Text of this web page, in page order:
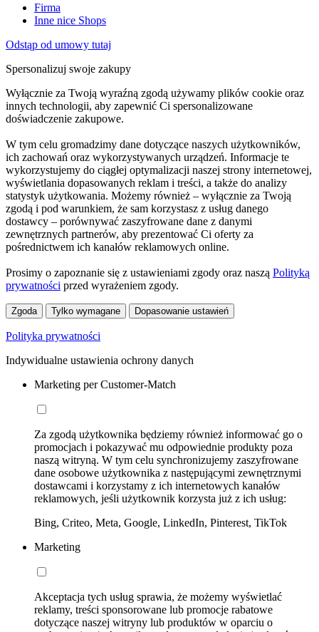
Firma
Inne nice Shops
Odstąp od umowy tutaj
Spersonalizuj swoje zakupy
Wyłącznie za Twoją wyraźną zgodą używamy plików cookie oraz
innych technologii, aby zapewnić Ci spersonalizowane
doświadczenie zakupowe.
W tym celu gromadzimy dane dotyczące naszych użytkowników,
ich zachowań oraz wykorzystywanych urządzeń. Informacje te
wykorzystujemy do ciągłej optymalizacji naszej strony internetowej,
wyświetlania dopasowanych reklam i treści, a także do analizy
statystyk użytkowania. Możemy również – wyłącznie za Twoją
zgodą i pod warunkiem, że sam korzystasz z usług danego
dostawcy – porównywać zaszyfrowane dane z danymi
zewnętrznych partnerów, aby prezentować Ci oferty za
pośrednictwem ich kanałów reklamowych online.
Prosimy o zapoznanie się z ustawieniami zgody oraz naszą Polityką
prywatności przed wyrażeniem zgody.
Zgoda Tylko wymagane Dopasowanie ustawień
Polityka prywatności
Indywidualne ustawienia ochrony danych
Marketing per Customer-Match
Za zgodą użytkownika będziemy również informować go o
promocjach i pokazywać mu odpowiednie produkty poza
naszą witryną. W tym celu synchronizujemy zaszyfrowane
dane osobowe użytkownika z następującymi zewnętrznymi
dostawcami i korzystamy z ich internetowych kanałów
reklamowych, jeśli użytkownik korzysta już z ich usług:
Bing, Criteo, Meta, Google, LinkedIn, Pinterest, TikTok
Marketing
Akceptacja tych usług sprawia, że możemy wyświetlać
reklamy, treści sponsorowane lub promocje rabatowe
dotyczące naszej witryny lub produktów w oparciu o